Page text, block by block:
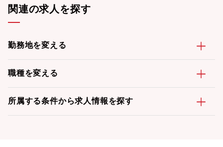
関連の求人を探す
勤務地を変える
職種を変える
所属する条件から求人情報を探す